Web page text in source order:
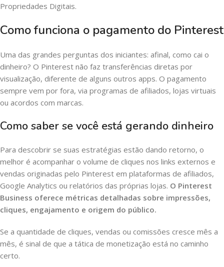
Propriedades Digitais.
Como funciona o pagamento do Pinterest
Uma das grandes perguntas dos iniciantes: afinal, como cai o
dinheiro? O Pinterest não faz transferências diretas por
visualização, diferente de alguns outros apps. O pagamento
sempre vem por fora, via programas de afiliados, lojas virtuais
ou acordos com marcas.
Como saber se você está gerando dinheiro
Para descobrir se suas estratégias estão dando retorno, o
melhor é acompanhar o volume de cliques nos links externos e
vendas originadas pelo Pinterest em plataformas de afiliados,
Google Analytics ou relatórios das próprias lojas. O Pinterest
Business oferece métricas detalhadas sobre impressões,
cliques, engajamento e origem do público.
Se a quantidade de cliques, vendas ou comissões cresce mês a
mês, é sinal de que a tática de monetização está no caminho
certo.